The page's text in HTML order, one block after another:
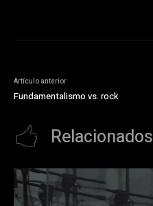
Artículo anterior
Fundamentalismo vs. rock
Relacionados